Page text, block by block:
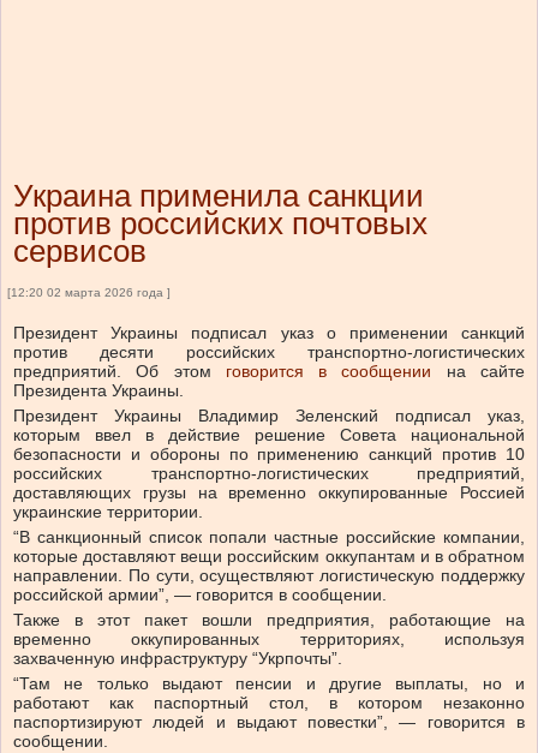
Украина применила санкции
против российских почтовых
сервисов
[12:20 02 марта 2026 года ]
Президент Украины подписал указ о применении санкций
против десяти российских транспортно-логистических
предприятий.
Об этом говорится в сообщении
на сайте
Президента Украины.
Президент Украины Владимир Зеленский подписал указ,
которым ввел в действие решение Совета национальной
безопасности и обороны по применению санкций против 10
российских транспортно-логистических предприятий,
доставляющих грузы на временно оккупированные Россией
украинские территории.
“В санкционный список попали частные российские компании,
которые доставляют вещи российским оккупантам и в обратном
направлении. По сути, осуществляют логистическую поддержку
российской армии”, — говорится в сообщении.
Также в этот пакет вошли предприятия, работающие на
временно оккупированных территориях, используя
захваченную инфраструктуру “Укрпочты”.
“Там не только выдают пенсии и другие выплаты, но и
работают как паспортный стол, в котором незаконно
паспортизируют людей и выдают повестки”, — говорится в
сообщении.